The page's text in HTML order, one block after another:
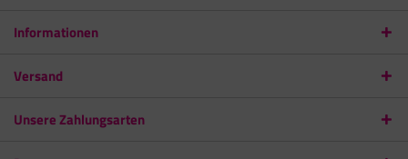
Informationen
Versand
Unsere Zahlungsarten